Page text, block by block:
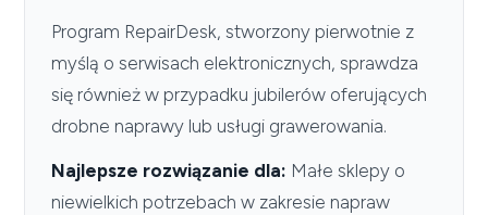
Program RepairDesk, stworzony pierwotnie z
myślą o serwisach elektronicznych, sprawdza
się również w przypadku jubilerów oferujących
drobne naprawy lub usługi grawerowania.
Najlepsze rozwiązanie dla: Małe sklepy o
niewielkich potrzebach w zakresie napraw